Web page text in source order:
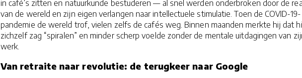
in café’s zitten en natuurkunde bestuderen — al snel werden onderbroken door de
van de wereld en zijn eigen verlangen naar intellectuele stimulatie. Toen de COVID-19-
pandemie de wereld trof, vielen zelfs de cafés weg. Binnen maanden merkte hij dat
zichzelf zag “spiralen” en minder scherp voelde zonder de mentale uitdagingen van
werk.
Van retraite naar revolutie: de terugkeer naar Google